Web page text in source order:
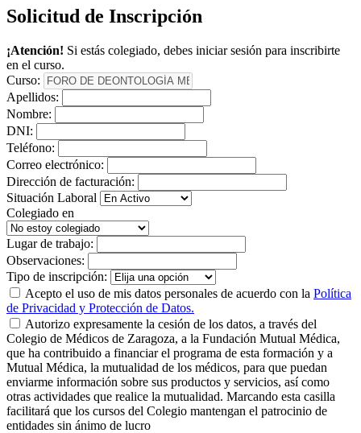
Solicitud de Inscripción
¡Atención! Si estás colegiado, debes iniciar sesión para inscribirte
en el curso.
Curso:
Apellidos:
Nombre:
DNI:
Teléfono:
Correo electrónico:
Dirección de facturación:
Situación Laboral
Colegiado en
Lugar de trabajo:
Observaciones:
Tipo de inscripción:
Acepto el uso de mis datos personales de acuerdo con la Política
de Privacidad y Protección de Datos.
Autorizo expresamente la cesión de los datos, a través del
Colegio de Médicos de Zaragoza, a la Fundación Mutual Médica,
que ha contribuido a financiar el programa de esta formación y a
Mutual Médica, la mutualidad de los médicos, para que puedan
enviarme información sobre sus productos y servicios, así como
otras actividades que realice la mutualidad. Marcando esta casilla
facilitará que los cursos del Colegio mantengan el patrocinio de
entidades sin ánimo de lucro